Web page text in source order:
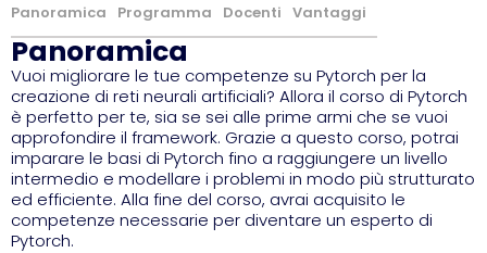
Panoramica Programma Docenti Vantaggi
Panoramica
Vuoi migliorare le tue competenze su Pytorch per la
creazione di reti neurali artificiali? Allora il corso di Pytorch
è perfetto per te, sia se sei alle prime armi che se vuoi
approfondire il framework. Grazie a questo corso, potrai
imparare le basi di Pytorch fino a raggiungere un livello
intermedio e modellare i problemi in modo più strutturato
ed efficiente. Alla fine del corso, avrai acquisito le
competenze necessarie per diventare un esperto di
Pytorch.